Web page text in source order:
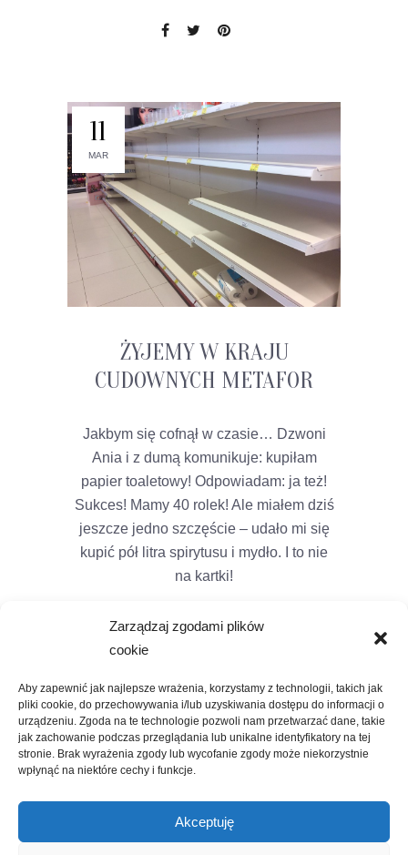
Zarządzaj zgodami plików
cookie
Aby zapewnić jak najlepsze wrażenia, korzystamy z technologii, takich jak
pliki cookie, do przechowywania i/lub uzyskiwania dostępu do informacji o
urządzeniu. Zgoda na te technologie pozwoli nam przetwarzać dane, takie
jak zachowanie podczas przeglądania lub unikalne identyfikatory na tej
stronie. Brak wyrażenia zgody lub wycofanie zgody może niekorzystnie
wpłynąć na niektóre cechy i funkcje.
Akceptuję
11
MAR
ŻYJEMY W KRAJU
CUDOWNYCH METAFOR
Jakbym się cofnął w czasie… Dzwoni
Ania i z dumą komunikuje: kupiłam
papier toaletowy! Odpowiadam: ja też!
Sukces! Mamy 40 rolek! Ale miałem dziś
jeszcze jedno szczęście – udało mi się
kupić pół litra spirytusu i mydło. I to nie
na kartki!